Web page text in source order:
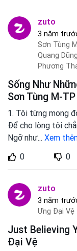
zuto
3 năm
Sơn Tùng
Quang
Phương
Sống Như
Sơn Tùng M-
1. Tôi từng mong
Để cho lòng tôi
Ngỡ như... Xem
0
0
zuto
3 năm
Ưng Đại Vệ
Just Believing
Đại Vệ